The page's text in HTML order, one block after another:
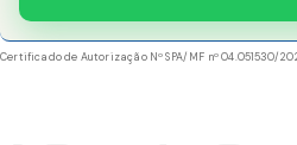
Certificado de Autorização Nº SPA/MF nº 04.051530/